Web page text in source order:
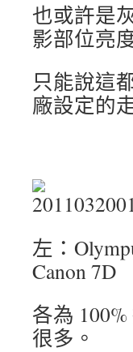
也或許是
影部位亮
只能說這
廠設定的
左：
Canon 7D
各為
很多。